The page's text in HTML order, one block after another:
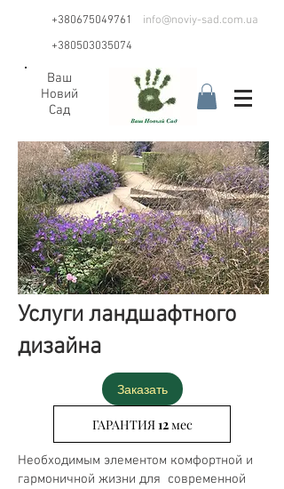
+380675049761
info@noviy-sad.com.ua
+380503035074
Ваш
Новий
Сад
Услуги ландшафтного
дизайна
Заказать
ГАРАНТИЯ 12 мес
Необходимым элементом комфортной и
гармоничной жизни для современной